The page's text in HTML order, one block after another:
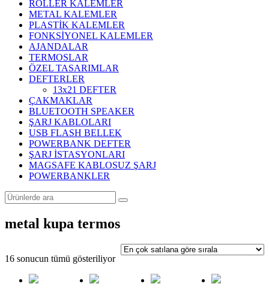
ROLLER KALEMLER
METAL KALEMLER
PLASTİK KALEMLER
FONKSİYONEL KALEMLER
AJANDALAR
TERMOSLAR
ÖZEL TASARIMLAR
DEFTERLER
13x21 DEFTER
ÇAKMAKLAR
BLUETOOTH SPEAKER
ŞARJ KABLOLARI
USB FLASH BELLEK
POWERBANK DEFTER
ŞARJ İSTASYONLARI
MAGSAFE KABLOSUZ ŞARJ
POWERBANKLER
metal kupa termos
16 sonucun tümü gösteriliyorPopülerliğe
sıralandı